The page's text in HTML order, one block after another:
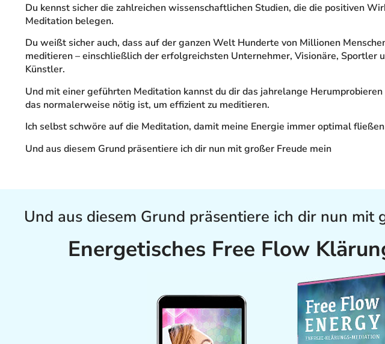
Du kennst sicher die zahlreichen wissenschaftlichen Studien, die die positiven
Meditation belegen.
Du weißt sicher auch, dass auf der ganzen Welt Hunderte von Millionen
meditieren – einschließlich der erfolgreichsten Unternehmer, Visionäre, Sportler
Künstler.
Und mit einer geführten Meditation kannst du dir das jahrelange Herumprobieren
das normalerweise nötig ist, um effizient zu meditieren.
Ich selbst schwöre auf die Meditation, damit meine Energie immer optimal
Und aus diesem Grund präsentiere ich dir nun mit großer Freude mein
Und aus diesem Grund präsentiere ich dir nun mit
Energetisches Free Flow